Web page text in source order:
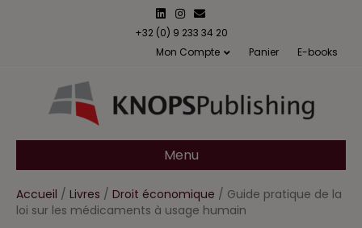
n
n
s
a
m
m
a
l
+32 (0) 9 233 34 20
Mon Compte
Panier E-books
Menu
Accueil / Livres / Droit économique / Guide pratique de la
loi sur les médicaments à usage humain